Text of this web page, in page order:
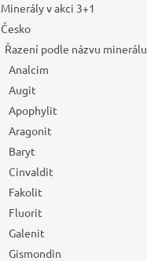
Minerály v akci 3+1
Česko
Řazení podle názvu minerálu
Analcim
Augit
Apophylit
Aragonit
Baryt
Cinvaldit
Fakolit
Fluorit
Galenit
Gismondin